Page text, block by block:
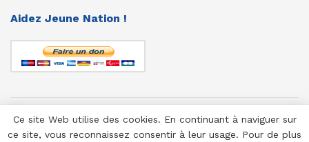
Aidez Jeune Nation !
© 1958-2025 Jeune Nation
Ce site Web utilise des cookies. En continuant à naviguer sur
ce site, vous reconnaissez consentir à leur usage. Pour de plus